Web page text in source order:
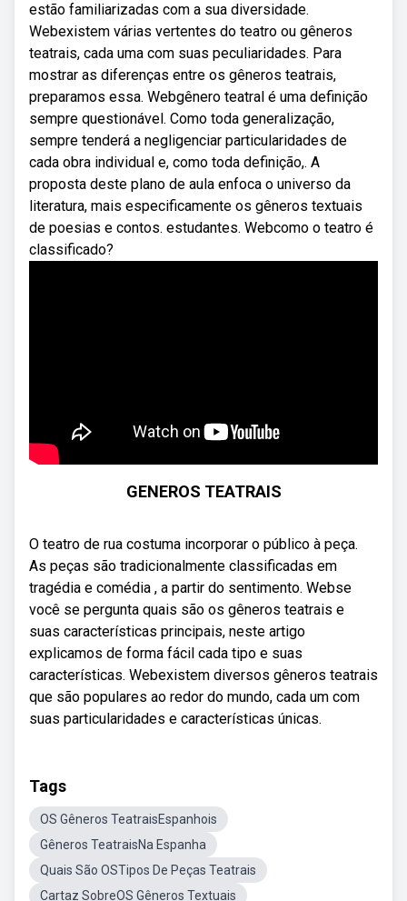
estão familiarizadas com a sua diversidade.
Webexistem várias vertentes do teatro ou gêneros
teatrais, cada uma com suas peculiaridades. Para
mostrar as diferenças entre os gêneros teatrais,
preparamos essa. Webgênero teatral é uma definição
sempre questionável. Como toda generalização,
sempre tenderá a negligenciar particularidades de
cada obra individual e, como toda definição,. A
proposta deste plano de aula enfoca o universo da
literatura, mais especificamente os gêneros textuais
de poesias e contos. estudantes. Webcomo o teatro é
classificado?
GENEROS TEATRAIS
O teatro de rua costuma incorporar o público à peça.
As peças são tradicionalmente classificadas em
tragédia e comédia , a partir do sentimento. Webse
você se pergunta quais são os gêneros teatrais e
suas características principais, neste artigo
explicamos de forma fácil cada tipo e suas
características. Webexistem diversos gêneros teatrais
que são populares ao redor do mundo, cada um com
suas particularidades e características únicas.
Tags
OS Gêneros TeatraisEspanhois
Gêneros TeatraisNa Espanha
Quais São OSTipos De Peças Teatrais
Cartaz SobreOS Gêneros Textuais